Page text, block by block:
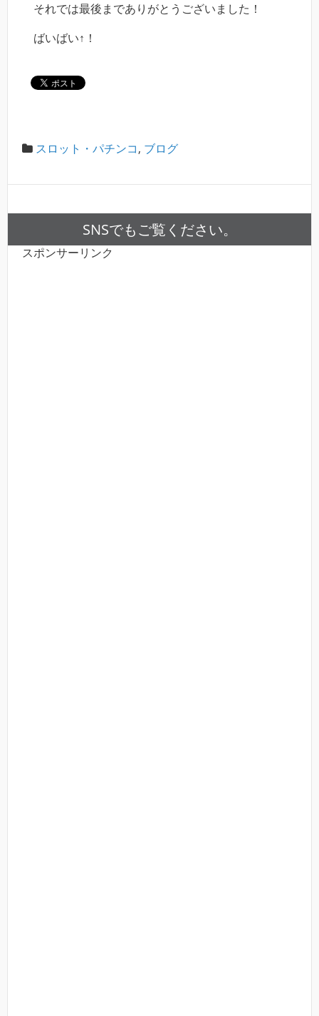
それでは最後までありがとうございました！
ばいばい↑！
スロット・パチンコ, ブログ
SNSでもご覧ください。
スポンサーリンク